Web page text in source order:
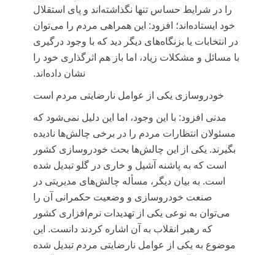
را در شرایط حساس تنها نگذاشته‌اند و پای استقلال
خود ایستاده‌اند؛ افزود: این همراهی مردم را می‌توان
در انتخابات یا بزنگاه‌های دیگر دید که با وجود درگیری
با مسائل و مشکلات زیاد، اما باز هم اثرگذاری خود را
نشان داده‌اند.
خودروسازی یکی از عوامل نارضایتی مردم است
مدنی افزود: با این وجود، اما این دلیل نمی‌شود که
مسئولان انتظارات مردم را در برخی چالش‌ها نادیده
بگیرند. یکی از این چالش‌ها بحث خودروسازی کشور
است که به پاشنه آشیل و خاری در گلو تبدیل شده
است. به بیان دیگر، مسأله چالش‌های مدیریتی در
صنعت خودروسازی و وضعیت حکمرانی آن را
می‌توان به نوعی یکی از تهدیدات نرم‌افزاری کشور
که رهبر انقلاب به آن اشاره کردند دانست. این
موضوع به یکی از عوامل نارضایتی مردم تبدیل شده